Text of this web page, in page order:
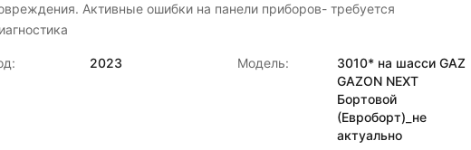
Активные ошибки на панели приборов- требуется
2023 Модель:
3010* на шасси GAZ
GAZON NEXT
Бортовой
(Евроборт)_не
актуально